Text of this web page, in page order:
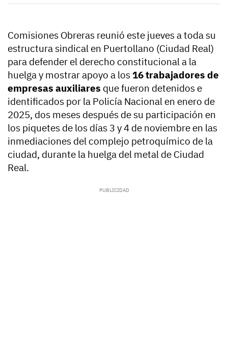
Comisiones Obreras reunió este jueves a toda su
estructura sindical en Puertollano (Ciudad Real)
para defender el derecho constitucional a la
huelga y mostrar apoyo a los 16 trabajadores de
empresas auxiliares que fueron detenidos e
identificados por la Policía Nacional en enero de
2025, dos meses después de su participación en
los piquetes de los días 3 y 4 de noviembre en las
inmediaciones del complejo petroquímico de la
ciudad, durante la huelga del metal de Ciudad
Real.